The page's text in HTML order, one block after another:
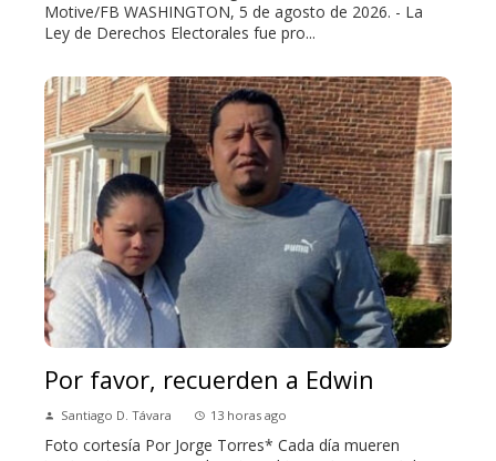
Motive/FB WASHINGTON, 5 de agosto de 2026. - La
Ley de Derechos Electorales fue pro...
Por favor, recuerden a Edwin
Santiago D. Távara 13 horas ago
Foto cortesía Por Jorge Torres* Cada día mueren